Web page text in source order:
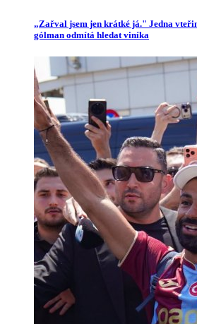
„Zařval jsem jen krátké já." Jedna
gólman odmítá hledat viníka